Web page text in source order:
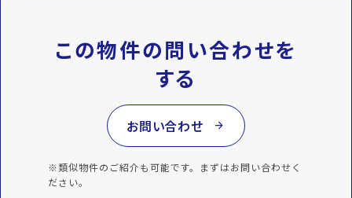
この物件の問い合わせを
する
お問い合わせ arrow_forward
※類似物件のご紹介も可能です。まずはお問い合わせく
ださい。